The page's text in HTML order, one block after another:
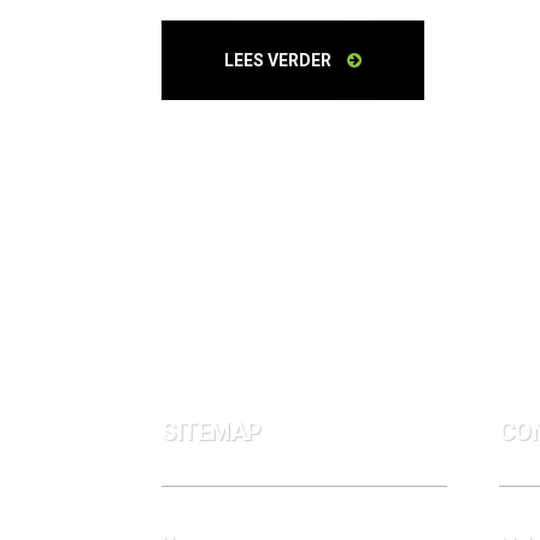
LEES VERDER
SITEMAP